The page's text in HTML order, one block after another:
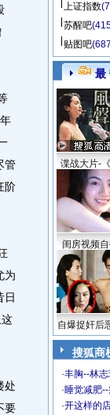
管
阶
为
日
处
要
上证指数
苏醒吧
贴图吧
最
谍战大片-《
闺房视频
自爆捉奸后
搜狐商
·丰胸--林
·睡觉减肥
·开这样的